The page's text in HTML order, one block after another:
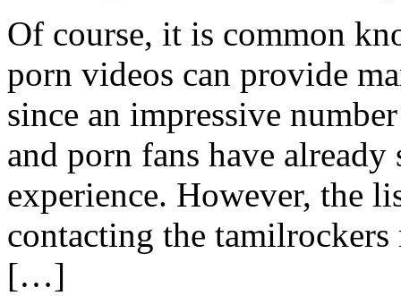
Of course, it is common
porn videos can provide
since an impressive
and porn fans have
experience. However, the
contacting the
[…]